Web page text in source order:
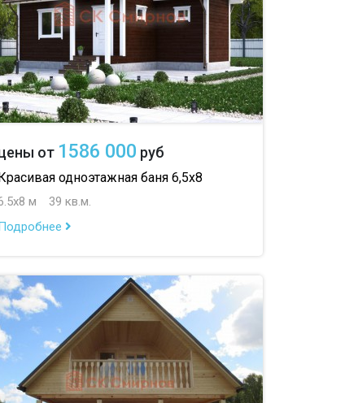
с двумя входами
с навесом для авто
от 1586 000 руб
одноэтажная баня 6,5х8
м
39 кв.м.